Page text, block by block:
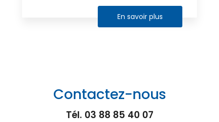
En savoir plus
Contactez-nous
Tél. 03 88 85 40 07